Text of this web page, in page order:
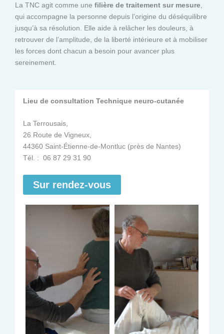
La TNC agit comme une filière de traitement sur mesure,
qui accompagne la personne depuis l’origine du déséquilibre
jusqu’à sa résolution. Elle aide à relâcher les douleurs, à
retrouver de l’amplitude, de la liberté intérieure et à mobiliser
les forces dont chacun a besoin pour avancer plus
sereinement.
Lieu de consultation Technique neuro-cutanée
La Terrousais,
26 Route de Vigneux,
44360 Saint-Étienne-de-Montluc (près de Nantes)
Tél. : 06 87 29 31 90
Sur rendez-vous